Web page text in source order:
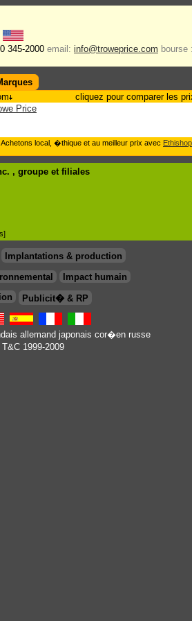
345-2000 email: info@troweprice.com bourse
cliquez pour comparer les
Price
local, �thique et au meilleur prix avec Ethishop
, groupe et filiales
Implantations & production
Impact humain
Publicit� & RP
allemand japonais cor�en russe
1999-2009